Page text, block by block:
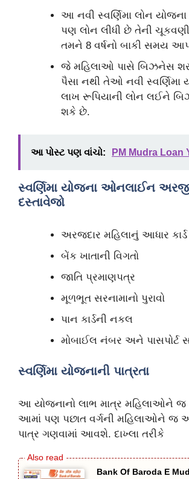
આ નવી સ્વર્ણિમા લોન યોજના
પણ લોન લીધી છે તેની ચૂકવણી
તમને 8 વર્ષનો બાકી સમય
જે મહિલાઓ પાસે બિઝનેસ શરૂ
પૈસા નથી તેઓ નવી સ્વર્ણિમા
લાખ રૂપિયાની લોન લઈને
શકે છે.
આ પોસ્ટ પણ વાંચો: PM Mudra Loan
સ્વર્ણિમા યોજના ઓનલાઈન
દસ્તાવેજો
અરજદાર મહિલાનું આધાર કાર્ડ
બેંક ખાતાની વિગતો
જાતિ પ્રમાણપત્ર
મૂળભૂત સરનામાનો પુરાવો
પાન કાર્ડની નકલ
મોબાઈલ નંબર અને પાસપોર્ટ
સ્વર્ણિમા યોજનાની પાત્રતા
આ યોજનાનો લાભ માત્ર મહિલાઓને
આમાં પણ પછાત વર્ગની મહિલાઓને જ
પાત્ર ગણવામાં આવશે. દાખ્લા તરીકે
Bank Of Baroda E